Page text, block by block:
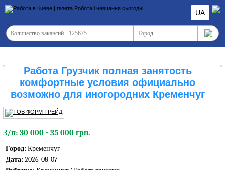
UA
Работа Грузчик полная занятость
комфортные условия официально
возможно для иногородних Кременчуг
З/п: 30 000 - 35 000 грн.
Город: Кременчуг
Дата: 2026-08-07